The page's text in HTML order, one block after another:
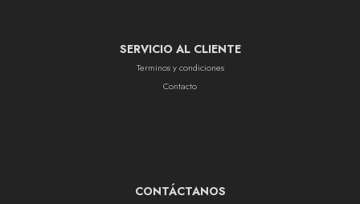
SERVICIO AL CLIENTE
Terminos y condiciones
Contacto
CONTÁCTANOS